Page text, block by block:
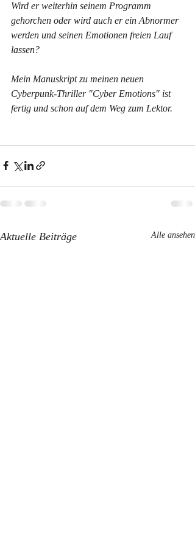
Wird er weiterhin seinem Programm
gehorchen oder wird auch er ein Abnormer
werden und seinen Emotionen freien Lauf
lassen?
Mein Manuskript zu meinen neuen
Cyberpunk-Thriller "Cyber Emotions" ist
fertig und schon auf dem Weg zum Lektor.
Aktuelle Beiträge Alle ansehen